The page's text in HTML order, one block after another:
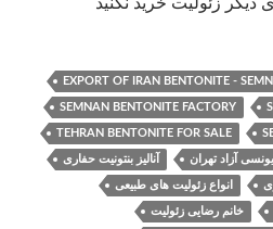
EXPORT OF IRAN BENTONITE -
SEMNAN BENTONITE FACTORY
TEHRAN BENTONITE FOR SALE
یونسی آزاد تهران آنالیز بنتونیت حفاری
انواع زئولیت های طبیعی
خانم رضایی زئولیت